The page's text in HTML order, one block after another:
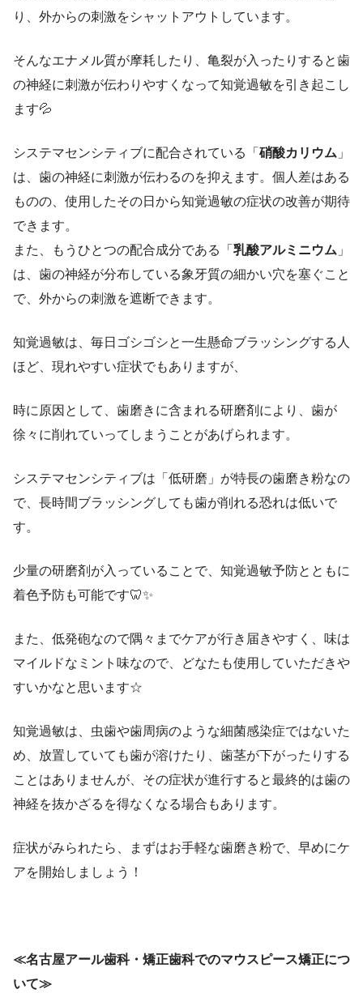
り、外からの刺激をシャットアウトしています。
そんなエナメル質が摩耗したり、亀裂が入ったりすると歯
の神経に刺激が伝わりやすくなって知覚過敏を引き起こし
ます💦
システマセンシティブに配合されている「 硝酸カリウム 」
は、歯の神経に刺激が伝わるのを抑えます。個人差はある
ものの、使用したその日から知覚過敏の症状の改善が期待
できます。
また、もうひとつの配合成分である「 乳酸アルミニウム 」
は、歯の神経が分布している象牙質の細かい穴を塞ぐこと
で、外からの刺激を遮断できます。
知覚過敏は、毎日ゴシゴシと一生懸命ブラッシングする人
ほど、現れやすい症状でもありますが、
時に原因として、歯磨きに含まれる研磨剤により、歯が
徐々に削れていってしまうことがあげられます。
システマセンシティブは「低研磨」が特長の歯磨き粉なの
で、長時間ブラッシングしても歯が削れる恐れは低いで
す。
少量の研磨剤が入っていることで、知覚過敏予防とともに
着色予防も可能です🦷✨
また、低発砲なので隅々までケアが行き届きやすく、味は
マイルドなミント味なので、どなたも使用していただきや
すいかなと思います☆
知覚過敏は、虫歯や歯周病のような細菌感染症ではないた
め、放置していても歯が溶けたり、歯茎が下がったりする
ことはありませんが、その症状が進行すると最終的は歯の
神経を抜かざるを得なくなる場合もあります。
症状がみられたら、まずはお手軽な歯磨き粉で、早めにケ
アを開始しましょう！
≪名古屋アール歯科・矯正歯科でのマウスピース矯正につ
いて≫